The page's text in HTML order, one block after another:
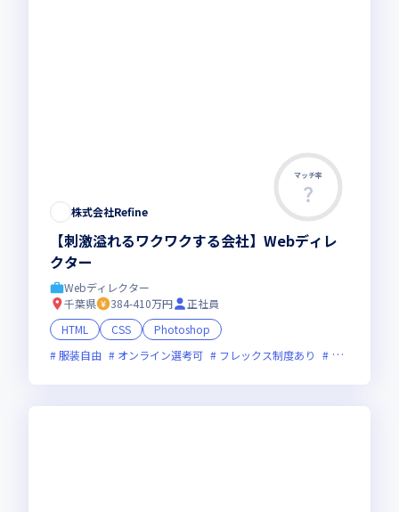
マッチ率
株式会社Refine
【刺激溢れるワクワクする会社】Webディレ
クター
Webディレクター
千葉県
384-410万円
正社員
HTML
CSS
Photoshop
服装自由
オンライン選考可 フレックス制度あり 新技術に積極